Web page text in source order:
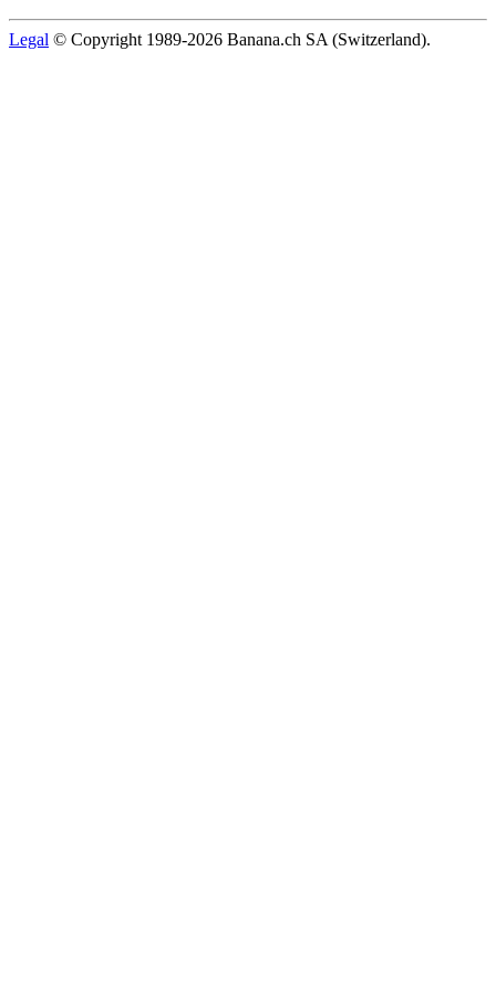
Legal © Copyright 1989-2026 Banana.ch SA (Switzerland).